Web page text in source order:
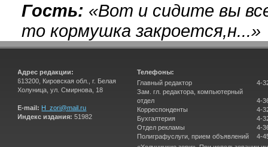
Гость: «Вот и сидите вы
то кормушка закроется,н...»
Адрес редакции:
613200, Кировская обл., г. Белая
Холуница, ул. Смирнова, 18
E-mail: H_zori@mail.ru
Индекс издания: 51982
Телефоны:
Главный редактор
Зам. гл. редактора, компьютерный
отдел
Корреспонденты
Бухгалтерия
Отдел рекламы
Полиграфуслуги, прием объявлений
4-
4-
4-
4-
4-
4-